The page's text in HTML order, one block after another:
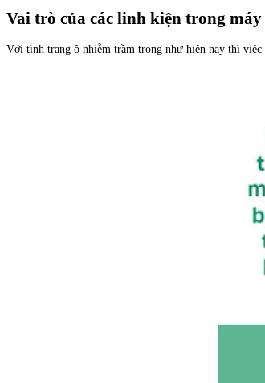
Vai trò của các linh kiện trong
Với tình trạng ô nhiễm trầm trọng như hiện nay thì việc